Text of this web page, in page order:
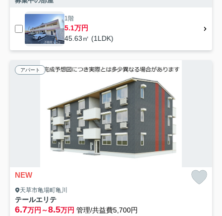
1階
5.1万円
45.63㎡ (1LDK)
アパート
NEW
天草市亀場町亀川
テールエリテ
6.7万円～8.5万円 管理/共益費5,700円